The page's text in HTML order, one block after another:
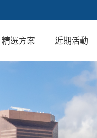
精選方案 近期活動